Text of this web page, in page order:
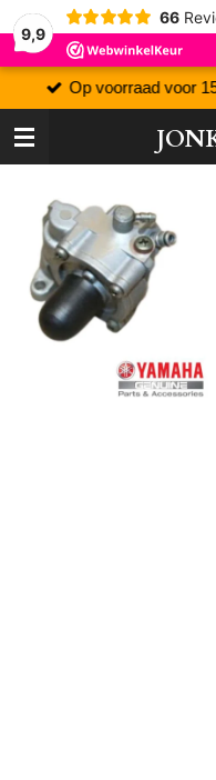
9,9
66
Op voorraad voor